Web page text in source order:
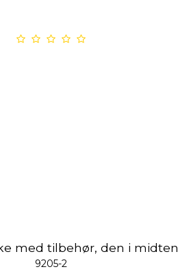
med tilbehør, den i midten
9205-2